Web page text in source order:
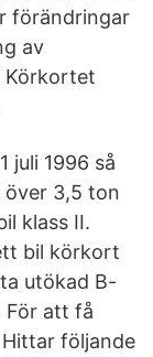
förändringar
av
Körkortet
juli 1996 så
över 3,5 ton
klass II.
bil körkort
utökad B-
För att få
följande